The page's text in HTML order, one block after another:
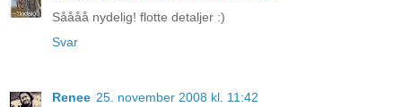
Såååå nydelig! flotte detaljer :)
Svar
Renee 25. november 2008 kl. 11:42